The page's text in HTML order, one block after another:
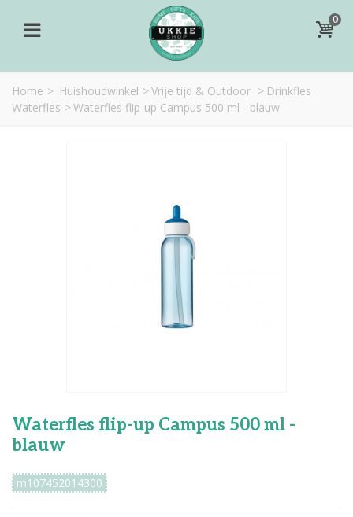
0
Home > Huishoudwinkel > Vrije tijd & Outdoor > Drinkfles
Waterfles > Waterfles flip-up Campus 500 ml - blauw
Waterfles flip-up Campus 500 ml -
blauw
m107452014300